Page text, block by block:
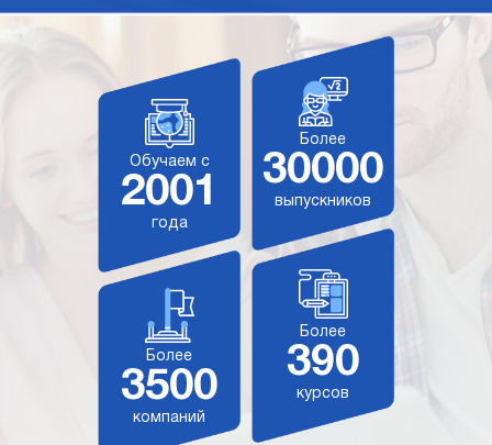
Обучаем с
2001
года
Более
30000
выпускников
Более
3500
компаний
Более
390
курсов